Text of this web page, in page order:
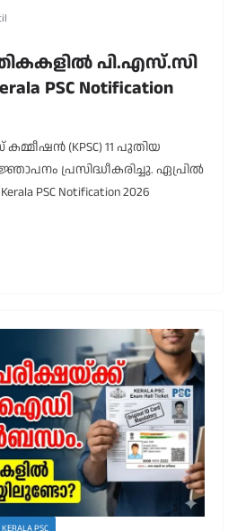
പി.എസ്.സി
PSC Notification
(KPSC) 11 പുതിയ
പ്രസിദ്ധീകരിച്ചു. ഏപ്രിൽ
PSC Notification 2026